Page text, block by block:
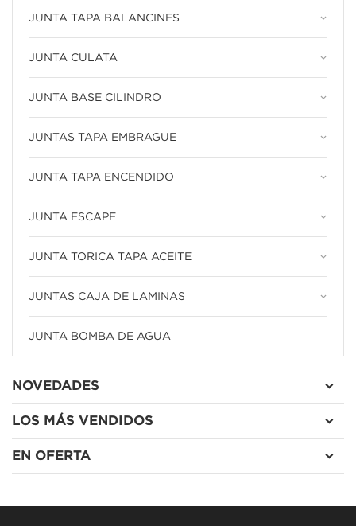
JUNTA TAPA BALANCINES keyboard_arrow_down
JUNTA CULATA keyboard_arrow_down
JUNTA BASE CILINDRO keyboard_arrow_down
JUNTAS TAPA EMBRAGUE keyboard_arrow_down
JUNTA TAPA ENCENDIDO keyboard_arrow_down
JUNTA ESCAPE keyboard_arrow_down
JUNTA TORICA TAPA ACEITE keyboard_arrow_down
JUNTAS CAJA DE LAMINAS keyboard_arrow_down
JUNTA BOMBA DE AGUA
NOVEDADES
LOS MÁS VENDIDOS
EN OFERTA